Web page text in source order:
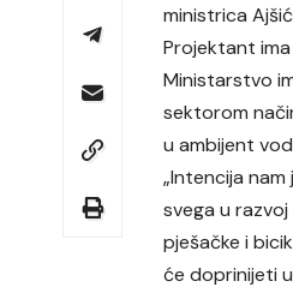
ministrica
Projektant
Ministarstvo
sektorom
u ambijent
„Intencija
svega u
pješačke i
će doprinijeti